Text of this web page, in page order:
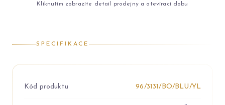
Kliknutím zobrazíte detail prodejny a otevírací dobu
SPECIFIKACE
Kód produktu 96/3131/BO/BLU/YL